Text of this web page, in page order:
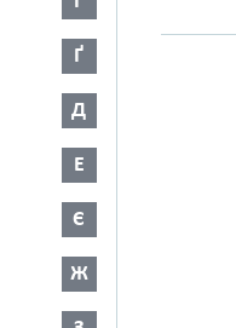
Ґ
Д
Е
Є
Ж